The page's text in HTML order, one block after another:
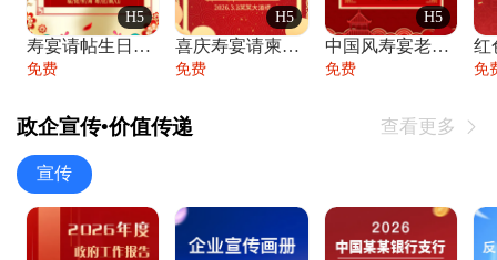
H5
寿宴请帖生日宴邀请函老人寿星生日快乐祝寿
免费
H5
喜庆寿宴请柬老人生日宴会邀请函请柬过大寿
免费
H5
中国风寿宴老人生日宴会邀请函寿宴请帖请柬
免费 免
政企宣传•价值传递 查看更多 
宣传